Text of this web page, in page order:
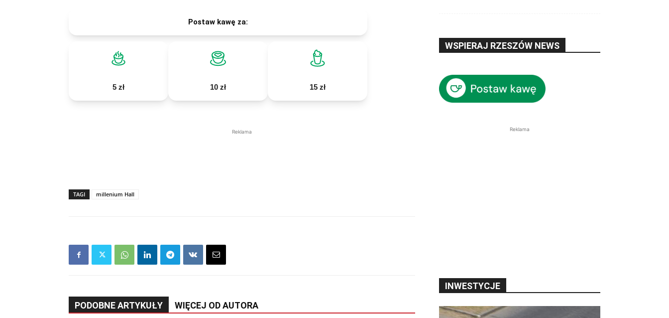
Postaw kawę za:
5 zł 10 zł 15 zł
Reklama
TAGI millenium Hall
PODOBNE ARTYKUŁY WIĘCEJ OD AUTORA
WSPIERAJ RZESZÓW NEWS
Reklama
INWESTYCJE